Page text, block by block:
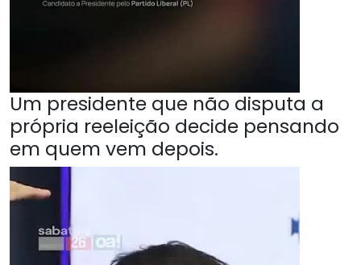
Um presidente que não disputa a
própria reeleição decide pensando
em quem vem depois.